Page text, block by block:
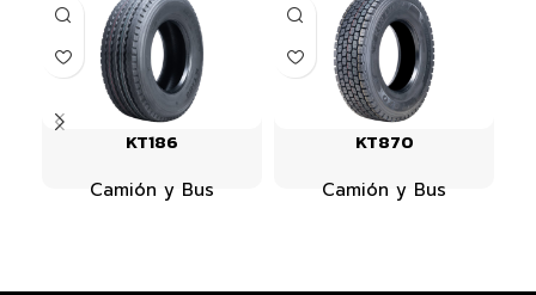
KT186
Camión y Bus
KT870
Camión y Bus